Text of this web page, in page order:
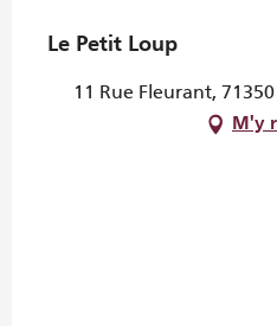
Le Petit Loup
11 Rue Fleurant,
M'y